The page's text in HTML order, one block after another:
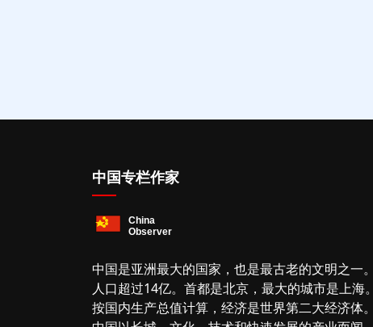
中国专栏作家
中国是亚洲最大的国家，也是最古老的文明之一。
人口超过14亿。首都是北京，最大的城市是上海。
按国内生产总值计算，经济是世界第二大经济体。